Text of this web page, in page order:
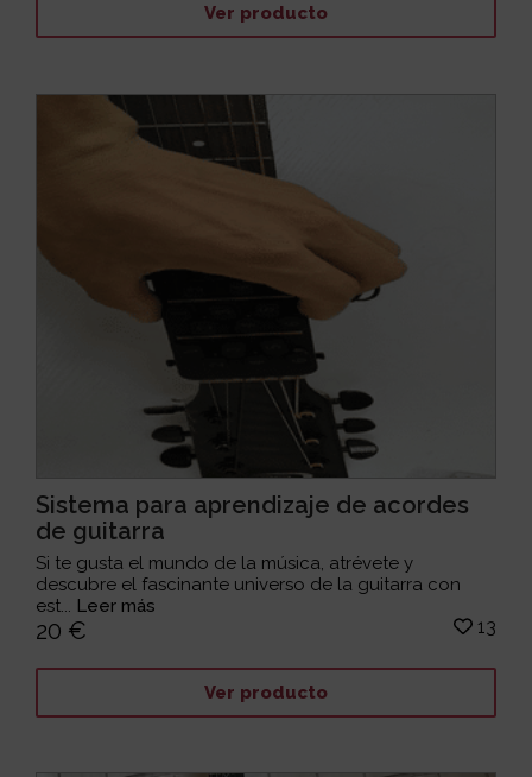
Ver producto
Sistema para aprendizaje de acordes
de guitarra
Si te gusta el mundo de la música, atrévete y
descubre el fascinante universo de la guitarra con
est... Leer más
20 € 13
Ver producto